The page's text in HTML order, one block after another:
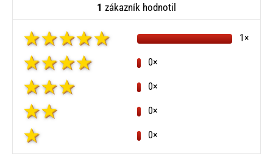
1 zákazník hodnotil
1×
0×
0×
0×
0×